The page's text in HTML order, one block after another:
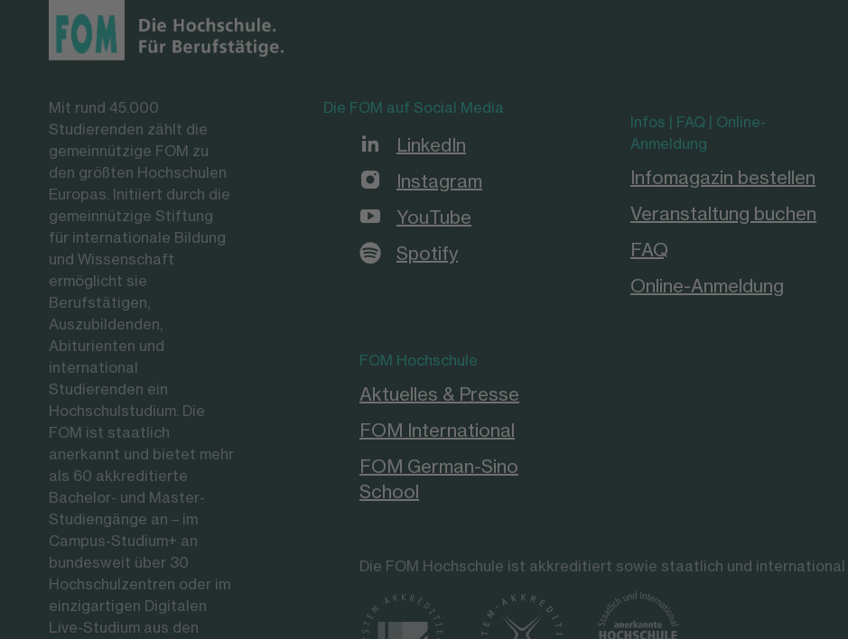
Mit rund 45.000
Studierenden zählt die
gemeinnützige FOM zu
den größten Hochschulen
Europas. Initiiert durch die
gemeinnützige Stiftung
für internationale Bildung
und Wissenschaft
ermöglicht sie
Berufstätigen,
Auszubildenden,
Abiturienten und
international
Studierenden ein
Hochschulstudium. Die
FOM ist staatlich
anerkannt und bietet mehr
als 60 akkreditierte
Bachelor- und Master-
Studiengänge an – im
Campus-Studium+ an
bundesweit über 30
Hochschulzentren oder im
einzigartigen Digitalen
Live-Studium aus den
Die FOM auf Social Media
LinkedIn
Instagram
YouTube
Spotify
Infos | FAQ | Online-
Anmeldung
Infomagazin bestellen
Veranstaltung buchen
FAQ
Online-Anmeldung
FOM Hochschule
Aktuelles & Presse
FOM International
FOM German-Sino
School
Die FOM Hochschule ist akkreditiert sowie staatlich und